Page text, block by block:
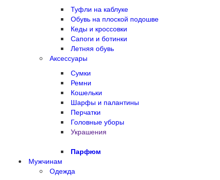
Туфли на каблуке
Обувь на плоской подошве
Кеды и кроссовки
Сапоги и ботинки
Летняя обувь
Аксессуары
Сумки
Ремни
Кошельки
Шарфы и палантины
Перчатки
Головные уборы
Украшения
Парфюм
Мужчинам
Одежда